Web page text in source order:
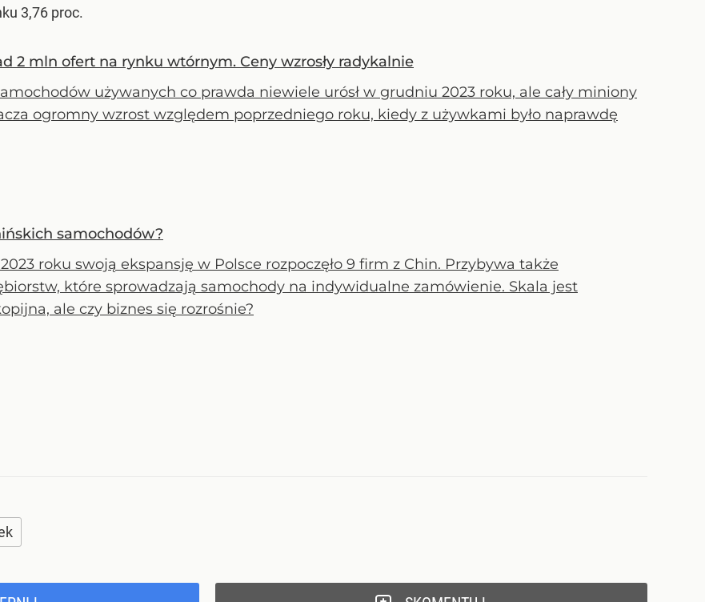
3,76 proc.
2 mln ofert na rynku wtórnym. Ceny wzrosły radykalnie
używanych co prawda niewiele urósł w grudniu 2023 roku, ale cały miniony
ogromny wzrost względem poprzedniego roku, kiedy z używkami było naprawdę
samochodów?
roku swoją ekspansję w Polsce rozpoczęło 9 firm z Chin. Przybywa także
które sprowadzają samochody na indywidualne zamówienie. Skala jest
ale czy biznes się rozrośnie?